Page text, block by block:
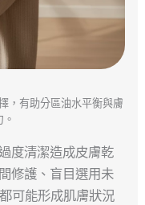
，有助分區油水平衡與膚
度清潔造成皮膚乾
修護、盲目選用未
可能形成肌膚狀況